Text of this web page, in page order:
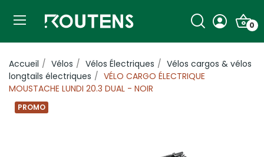
0
Accueil Vélos Vélos Électriques
Vélos cargos & vélos
longtails électriques
VÉLO CARGO ÉLECTRIQUE
MOUSTACHE LUNDI 20.3 DUAL - NOIR
PROMO